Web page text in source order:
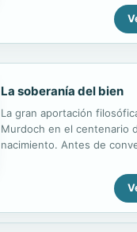
realmente serio que
Review of Books «¿La
los filósofos. Ya que, como
estimulante libro, la
puede considerarse un
muerte» ha sido, desde
la filosofía. Pero ¿qué hay
propias muertes de los...
La soberanía del bien
La gran aportación
Murdoch en el centenario
nacimiento. Antes de
Murdoch se dedicó
la filosofía, enfrentándose
existencialistas de la